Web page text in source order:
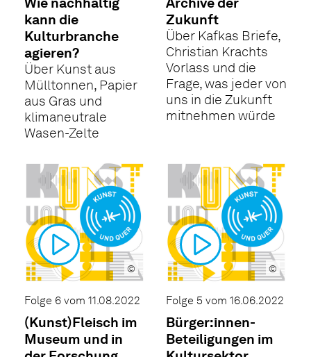
kann die
Kulturbranche
agieren?
Über Kunst aus
Mülltonnen, Papier
aus Gras und
klimaneutrale
Wasen-Zelte
Zukunft
Über Kafkas Briefe,
Christian Krachts
Vorlass und die
Frage, was jeder von
uns in die Zukunft
mitnehmen würde
©
Folge 6 vom 11.08.2022
(Kunst)Fleisch im
Museum und in
©
Folge 5 vom 16.06.2022
Bürger:innen-
Beteiligungen im